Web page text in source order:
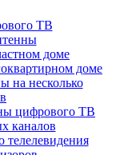
ТВ
доме
доме
на несколько
цифрового ТВ
каналов
телелевидения